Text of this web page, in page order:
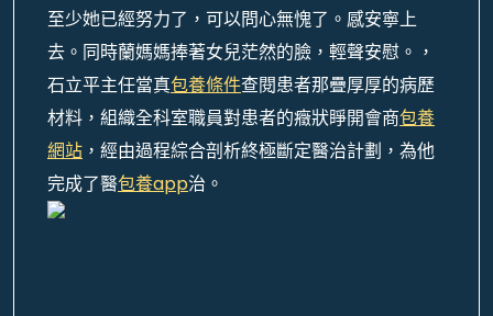
至少她已經努力了，可以問心無愧了。感安寧上
去。 同時蘭媽媽捧著女兒茫然的臉，輕聲安慰。，
石立平主任當真包養條件查閱患者那疊厚厚的病歷
材料，組織全科室職員對患者的癥狀睜開會商包養
網站 ，經由過程綜合剖析終極斷定醫治計劃，為他
完成了醫包養app治。